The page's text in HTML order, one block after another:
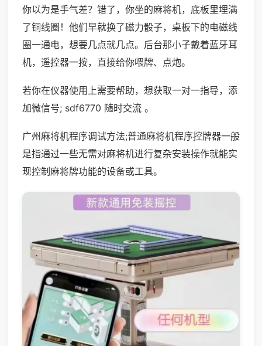
你以为是手气差？错了，你坐的麻将机，底板里埋满
了铜线圈！他们早就换了磁力骰子，桌板下的电磁线
圈一通电，想要几点就几点。后台那小子戴着蓝牙耳
机，遥控器一按，直接给你喂牌、点炮。
若你在仪器使用上需要帮助，想获取一对一指导，添
加微信号; sdf6770 随时交流 。
广州麻将机程序调试方法;普通麻将机程序控牌器一般
是指通过一些无需对麻将机进行复杂安装操作就能实
现控制麻将牌功能的设备或工具。